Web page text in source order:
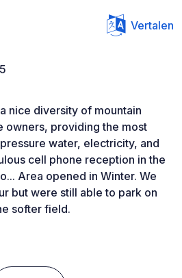
Vertalen
nice diversity of mountain
owners, providing the most
water, electricity, and
cell phone reception in the
Area opened in Winter. We
but were still able to park on
softer field.